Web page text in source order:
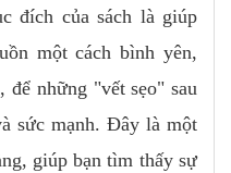
đích của sách là giúp
một cách bình yên,
để những "vết sẹo" sau
sức mạnh. Đây là một
giúp bạn tìm thấy sự